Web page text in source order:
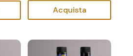
Acquista